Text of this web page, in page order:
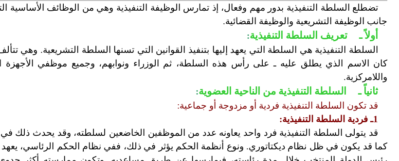
تضطلع السلطة التنفيذية بدور مهم وفعال، إذ تمارس الوظيفة التنفيذية وهي من الوظائف الأساسية
جانب الوظيفة التشريعية والوظيفة القضائية.
أولاً ـ تعريف السلطة التنفيذية:
السلطة التنفيذية هي السلطة التي يعهد إليها بتنفيذ القوانين التي تسنها السلطة التشريعية. وهي
كان الاسم الذي يطلق عليه ـ على رأس هذه السلطة، ثم الوزراء ونوابهم، وجميع موظفي الأجهزة
واللامركزية.
ثانياً ـ السلطة التنفيذية من الناحية العضوية:
قد تكون السلطة التنفيذية فردية أو مزدوجة أو جماعية:
1ـ فردية السلطة التنفيذية:
قد يتولى السلطة التنفيذية فرد واحد يعاونه عدد من الموظفين الخاضعين لسلطته، وقد يحدث ذلك
كما قد يكون في ظل نظام ديكتاتوري. ونوع أنظمة الحكم يؤثر في ذلك، ففي نظام الحكم الرئاسي، يعهد